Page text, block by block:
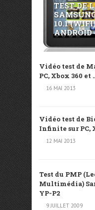
TEST DE
10.1
ANDROID
Vidéo test de
PC, Xbox 360 et
16 MAI 2013
Vidéo test de
Infinite sur PC,
12 MAI 2013
Test du PMP
Multimédia)
YP-P2
9 JUILLET 2009